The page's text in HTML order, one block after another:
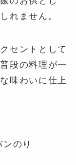
れません。
セントとして
段の料理が一
味わいに仕上
のり